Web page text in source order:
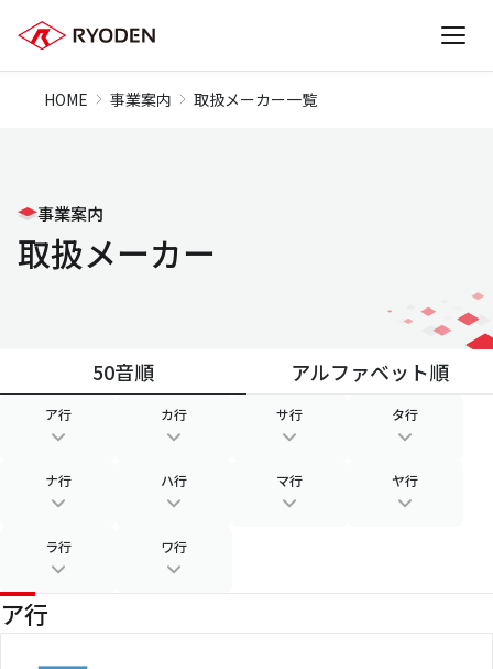
HOME 事業案内 取扱メーカー一覧
事業案内
取扱メーカー
50音順 アルファベット順
ア行 カ行 サ行 タ行
ナ行 ハ行 マ行 ヤ行
ラ行 ワ行
ア行